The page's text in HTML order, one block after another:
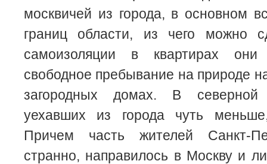
москвичей из города, в основном
границ области, из чего можно
самоизоляции в квартирах они
свободное пребывание на природе
загородных домах. В северной
уехавших из города чуть
Причем часть жителей Санкт-
странно, направилось в Москву и